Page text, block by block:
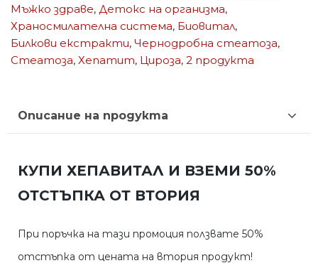
Мъжко здраве, Детокс на организма,
Храносмилателна система, Биовитал,
Билкови екстракти, Чернодробна стеатоза,
Стеатоза, Хепатит, Цироза, 2 продукта
Описание на продукта
КУПИ ХЕПАВИТАЛ И ВЗЕМИ 50%
ОТСТЪПКА ОТ ВТОРИЯ
При поръчка на тази промоция ползвате 50%
отстъпка от цената на втория продукт!